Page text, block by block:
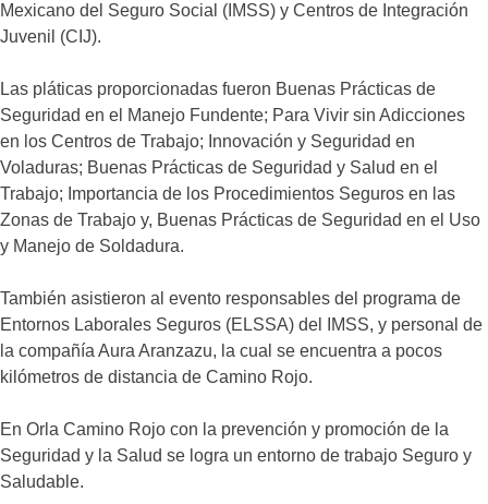
Mexicano del Seguro Social (IMSS) y Centros de Integración
Juvenil (CIJ).
Las pláticas proporcionadas fueron Buenas Prácticas de
Seguridad en el Manejo Fundente; Para Vivir sin Adicciones
en los Centros de Trabajo; Innovación y Seguridad en
Voladuras; Buenas Prácticas de Seguridad y Salud en el
Trabajo; Importancia de los Procedimientos Seguros en las
Zonas de Trabajo y, Buenas Prácticas de Seguridad en el Uso
y Manejo de Soldadura.
También asistieron al evento responsables del programa de
Entornos Laborales Seguros (ELSSA) del IMSS, y personal de
la compañía Aura Aranzazu, la cual se encuentra a pocos
kilómetros de distancia de Camino Rojo.
En Orla Camino Rojo con la prevención y promoción de la
Seguridad y la Salud se logra un entorno de trabajo Seguro y
Saludable.